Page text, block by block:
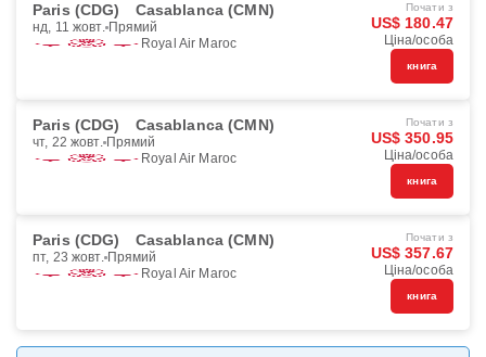
Paris (CDG) Casablanca (CMN)
нд, 11 жовт. Прямий
Royal Air Maroc
Почати з
US$ 180.47
Ціна/особа
книга
Paris (CDG) Casablanca (CMN)
чт, 22 жовт. Прямий
Royal Air Maroc
Почати з
US$ 350.95
Ціна/особа
книга
Paris (CDG) Casablanca (CMN)
пт, 23 жовт. Прямий
Royal Air Maroc
Почати з
US$ 357.67
Ціна/особа
книга